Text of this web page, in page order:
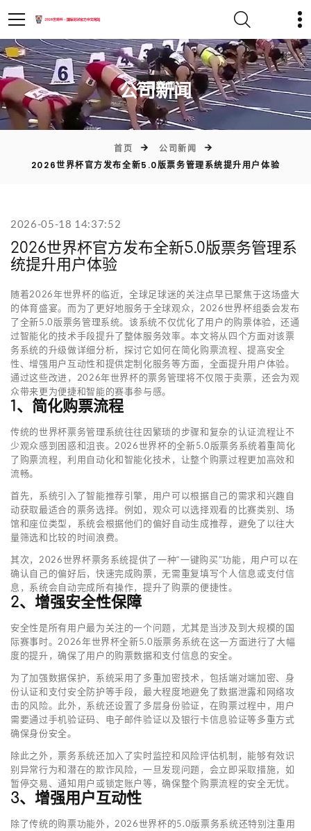
)
公司新闻
首页
公司新闻
2026世界杯官方发布全新5.0版票务管理系统提升用户体验
2026-05-18 14:37:52
2026世界杯官方发布全新5.0版票务管理系
统提升用户体验
随着2026年世界杯的临近，全球足球迷的关注点早已聚焦于这场盛大
的体育盛宴。而为了更好地服务于全球观众，2026世界杯组委会发布
了全新5.0版票务管理系统。该系统不仅优化了用户的购票体验，还通
过智能化的技术手段提升了整体服务效率。本文将从四个方面对该票
务系统的升级做详细分析，探讨它如何在简化购票流程、提高安全
性、增强用户互动性和提供定制化服务等方面，全面提升用户体验。
通过这些改进，2026年世界杯的票务管理将不仅限于卖票，还会为观
众带来更为便捷和智能的赛事参与感。
1、简化购票流程
传统的世界杯票务管理系统往往因繁琐的步骤和复杂的认证流程让不
少观众感到困惑和沮丧。2026世界杯的全新5.0版票务系统着重简化
了购票流程，利用自动化和智能化技术，让整个购票过程更加高效和
流畅。
首先，系统引入了智能推荐引擎，用户可以根据自己的需求和兴趣自
动获取最适合的票务选择。例如，观众可以选择观看的比赛类别、场
馆和座位类型，系统会根据他们的偏好自动生成推荐，避免了以往大
量筛选和比较的时间浪费。
其次，2026世界杯票务系统提供了一种“一键购买”功能，用户可以在
确认自己的偏好后，快速完成购票，无需重复填写个人信息或支付信
息，系统会自动完成所有操作，提升了购票的便捷性。
2、增强安全性保障
安全性是所有用户最为关注的一个问题，尤其是当涉及到大规模的国
际赛事时。2026年世界杯全新5.0版票务系统在这一方面进行了大幅
度的提升，确保了用户的购票数据和支付信息的安全。
为了加强数据保护，系统采用了多重加密技术，包括端对端加密、身
份认证和支付安全防护等手段，最大程度地避免了数据泄露和网络攻
击的风险。此外，系统还设置了多层身份验证，在购票过程中，用户
需要通过手机验证码、电子邮件验证以及银行卡信息验证等多重方式
确保身份安全。
除此之外，票务系统还加入了实时监控和风险评估机制，能够有效识
别异常行为和潜在的欺诈风险，一旦发现问题，会立即采取措施，如
暂停交易、通知用户或锁定账户等，确保整个购票流程的安全无忧。
3、增强用户互动性
除了传统的购票功能外，2026世界杯的5.0版票务系统还特别注重用